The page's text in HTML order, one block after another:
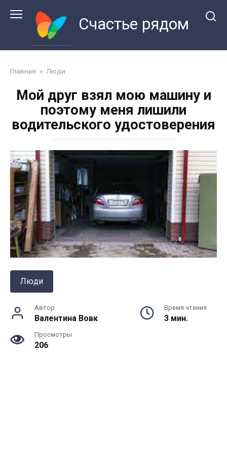
Счастье рядом
Главная » Люди
Мой друг взял мою машину и
поэтому меня лишили
водительского удостоверения
Люди
Автор
Валентина Вовк
Время чтения
3 мин.
Просмотры
206